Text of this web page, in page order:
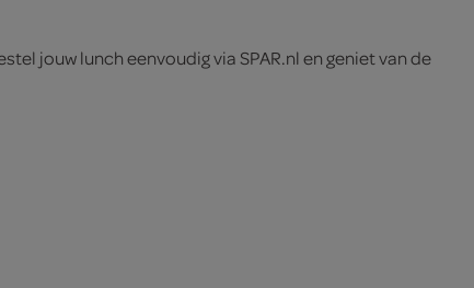
jouw lunch eenvoudig via SPAR.nl en geniet van de